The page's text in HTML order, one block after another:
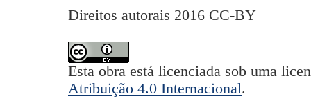
Direitos autorais 2016 CC-BY
Esta obra está licenciada sob uma
Atribuição 4.0 Internacional.